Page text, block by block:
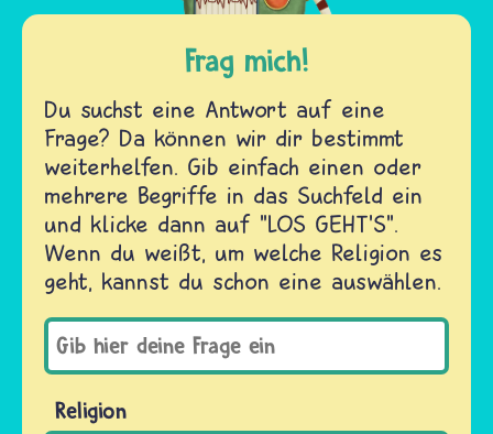
Frag mich!
Du suchst eine Antwort auf eine
Frage? Da können wir dir bestimmt
weiterhelfen. Gib einfach einen oder
mehrere Begriffe in das Suchfeld ein
und klicke dann auf "LOS GEHT'S".
Wenn du weißt, um welche Religion es
geht, kannst du schon eine auswählen.
Religion